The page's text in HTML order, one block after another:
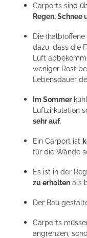
Carports sind
Regen, Schnee
Die
dazu, dass die
Luft
weniger Rost
Lebensdauer
Im Sommer
Luftzirkulation
sehr auf.
Ein Carport ist
für die Wände
Es ist in der
zu erhalten als
Der Bau
Carports
angrenzen,